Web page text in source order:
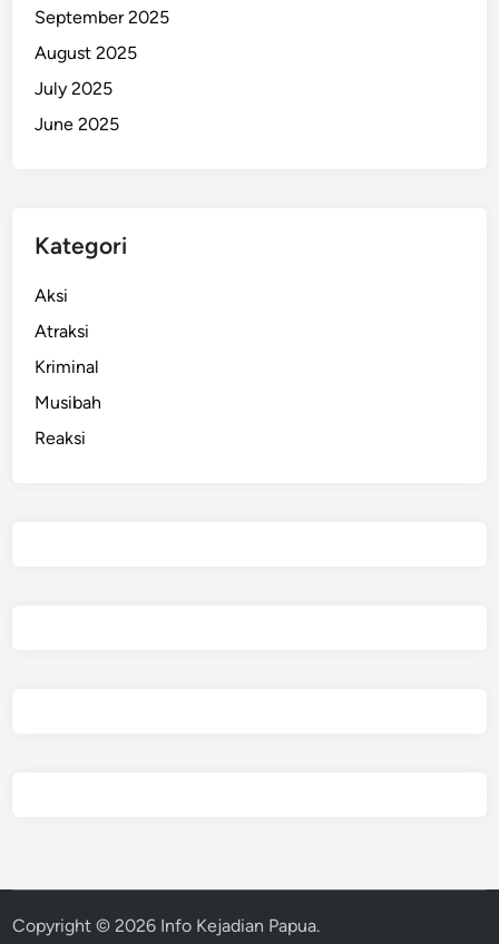
k
P
a
u
a
n
September 2025
August 2025
July 2025
June 2025
Kategori
Aksi
Atraksi
Kriminal
Musibah
Reaksi
Copyright © 2026 Info Kejadian Papua.